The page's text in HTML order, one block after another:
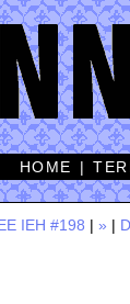
HOME |
IEH #198 | » |